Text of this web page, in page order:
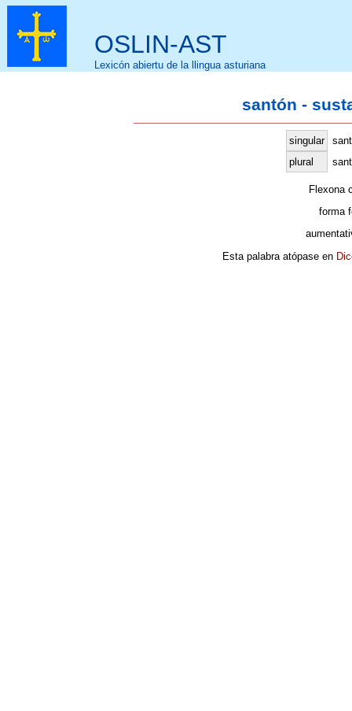
OSLIN-AST
Lexicón abiertu de la llingua asturiana
santón -
singular
plural
Flexona
forma
Esta palabra atópase en